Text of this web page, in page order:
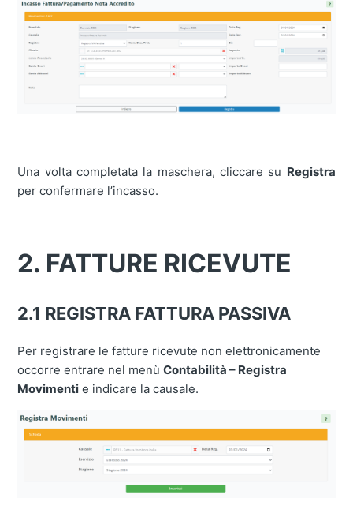
Una volta completata la maschera, cliccare su Registra
per confermare l’incasso.
2. FATTURE RICEVUTE
2.1 REGISTRA FATTURA PASSIVA
Per registrare le fatture ricevute non elettronicamente
occorre entrare nel menùContabilità – Registra
Movimenti e indicare la causale.